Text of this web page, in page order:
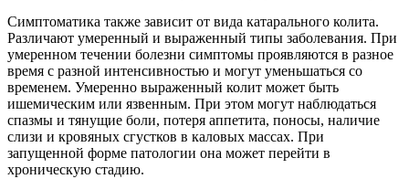
Симптоматика также зависит от вида катарального колита.
Различают умеренный и выраженный типы заболевания. При
умеренном течении болезни симптомы проявляются в разное
время с разной интенсивностью и могут уменьшаться со
временем. Умеренно выраженный колит может быть
ишемическим или язвенным. При этом могут наблюдаться
спазмы и тянущие боли, потеря аппетита, поносы, наличие
слизи и кровяных сгустков в каловых массах. При
запущенной форме патологии она может перейти в
хроническую стадию.